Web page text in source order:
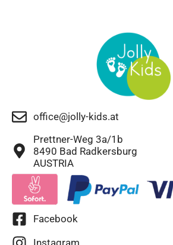
office@jolly-kids.at
Prettner-Weg 3a/1b
8490 Bad Radkersburg
AUSTRIA
Facebook